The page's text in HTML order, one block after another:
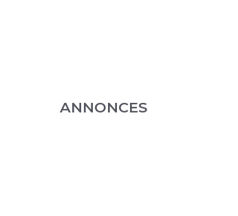
ANNONCES